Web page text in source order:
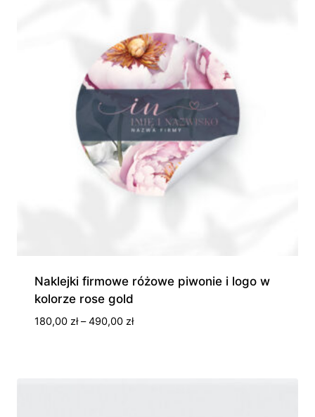
Naklejki firmowe różowe piwonie i logo w
kolorze rose gold
180,00 zł – 490,00 złZakres